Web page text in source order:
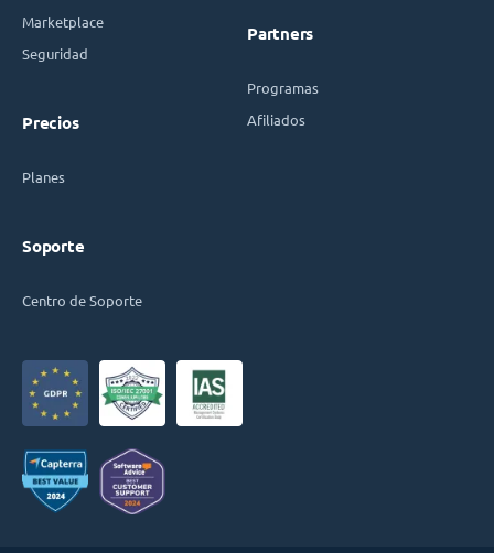
Marketplace
Seguridad
Precios
Planes
Soporte
Centro de Soporte
Partners
Programas
Afiliados